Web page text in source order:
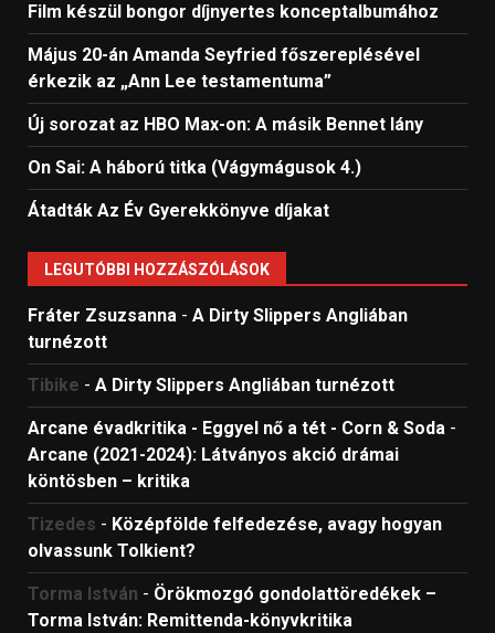
Film készül bongor díjnyertes konceptalbumához
Május 20-án Amanda Seyfried főszereplésével
érkezik az „Ann Lee testamentuma”
Új sorozat az HBO Max-on: A másik Bennet lány
On Sai: A ​háború titka (Vágymágusok 4.)
Átadták Az Év Gyerekkönyve díjakat
LEGUTÓBBI HOZZÁSZÓLÁSOK
Fráter Zsuzsanna - A Dirty Slippers Angliában
turnézott
Tibike - A Dirty Slippers Angliában turnézott
Arcane évadkritika - Eggyel nő a tét - Corn & Soda -
Arcane (2021-2024): Látványos akció drámai
köntösben – kritika
Tizedes - Középfölde felfedezése, avagy hogyan
olvassunk Tolkient?
Torma István - Örökmozgó gondolattöredékek –
Torma István: Remittenda-könyvkritika